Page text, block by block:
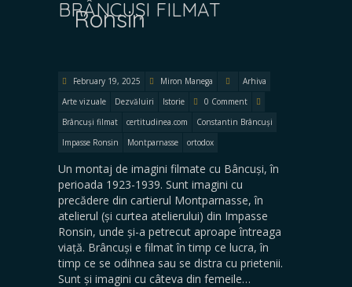
Ronsin
BRÂNCUȘI FILMAT
February 19, 2025 Miron Manega
Arhiva
Arte vizuale
Dezvăluiri Istorie
0 Comment
Brâncuși filmat
certitudinea.com
Constantin Brâncuși
Impasse Ronsin
Montparnasse ortodox
Un montaj de imagini filmate cu Bâncuși, în
perioada 1923-1939. Sunt imagini cu
precădere din cartierul Montparnasse, în
atelierul (și curtea atelierului) din Impasse
Ronsin, unde și-a petrecut aproape întreaga
viață. Brâncuși e filmat în timp ce lucra, în
timp ce se odihnea sau se distra cu prietenii.
Sunt și imagini cu câteva din femeile…